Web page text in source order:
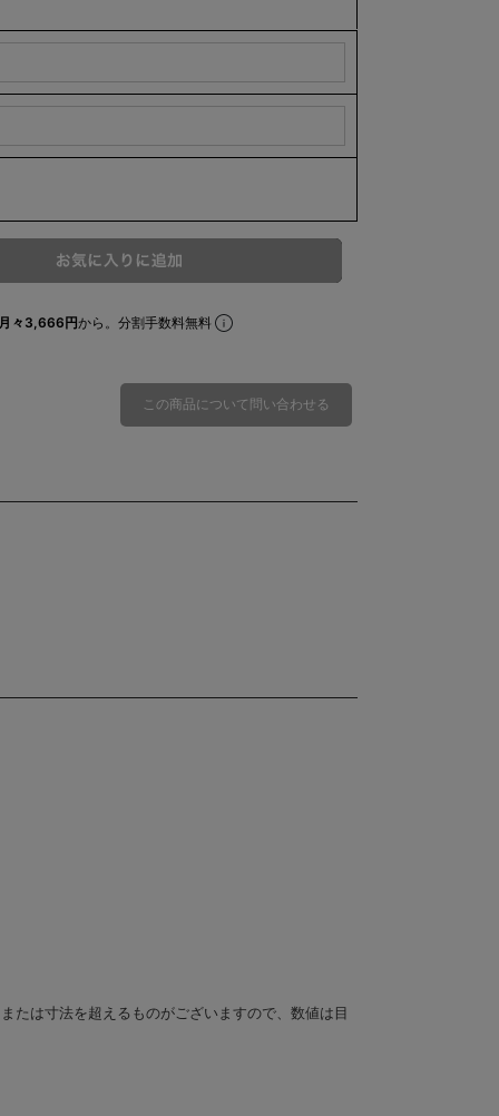
月々3,666円から。分割手数料無料
たは寸法を超えるものがございますので、数値は目